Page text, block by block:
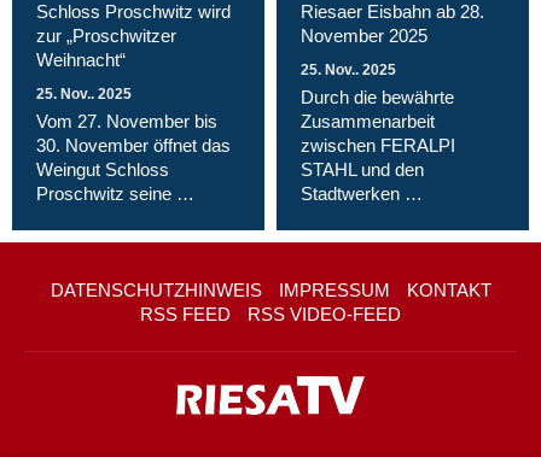
Schloss Proschwitz wird
zur „Proschwitzer
Weihnacht“
25. Nov.. 2025
Vom 27. November bis
30. November öffnet das
Weingut Schloss
Proschwitz seine …
Riesaer Eisbahn ab 28.
November 2025
25. Nov.. 2025
Durch die bewährte
Zusammenarbeit
zwischen FERALPI
STAHL und den
Stadtwerken …
DATENSCHUTZHINWEIS IMPRESSUM
KONTAKT
RSS FEED
RSS VIDEO-FEED